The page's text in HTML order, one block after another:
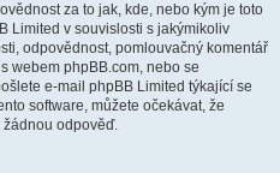
za to jak, kde, nebo kým je toto
Limited v souvislosti s jakýmikoliv
odpovědnost, pomlouvačný komentář
s webem phpBB.com, nebo se
e-mail phpBB Limited týkající se
software, můžete očekávat, že
odpověď.